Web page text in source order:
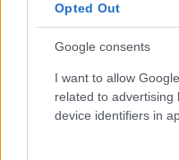
Opted Out
Google consents
I want to allow
related to advertising
device identifiers in